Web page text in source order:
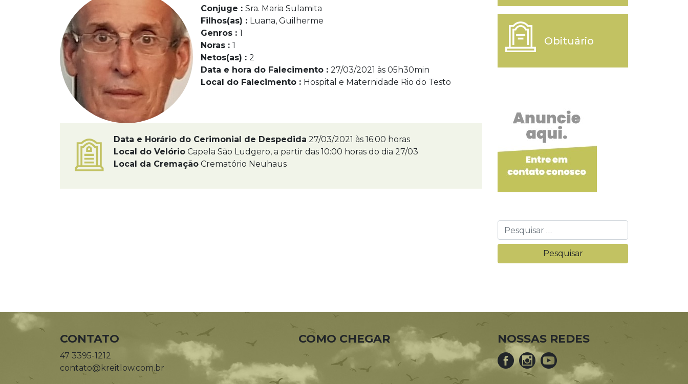
Conjuge : Sra. Maria Sulamita
Filhos(as) : Luana, Guilherme
Genros : 1
Noras : 1
Netos(as) : 2
Data e hora do Falecimento : 27/03/2021 às 05h30min
Local do Falecimento : Hospital e Maternidade Rio do Testo
Data e Horário do Cerimonial de Despedida 27/03/2021 às 16:00 horas
Local do Velório Capela São Ludgero, a partir das 10:00 horas do dia 27/03
Local da Cremação Crematório Neuhaus
Obituário
CONTATO
47 3395-1212
contato@kreitlow.com.br
COMO CHEGAR NOSSAS REDES